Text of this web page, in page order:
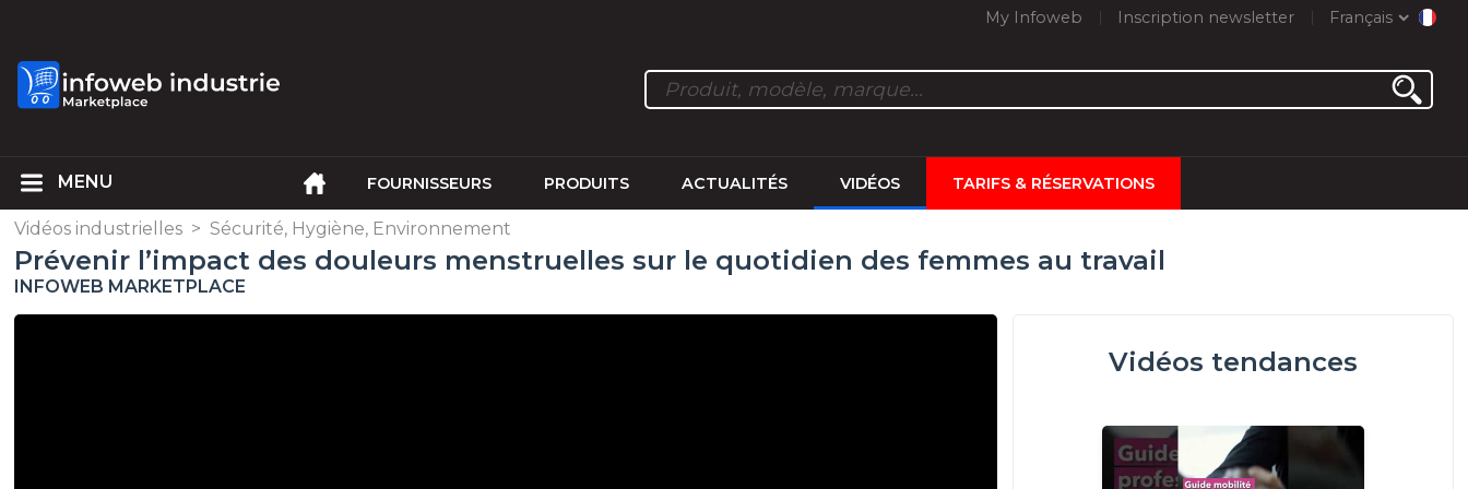
My Infoweb Inscription newsletter Français
FOURNISSEURS PRODUITS ACTUALITÉS VIDÉOS TARIFS & RÉSERVATIONS
Vidéos industrielles > Sécurité, Hygiène, Environnement
Prévenir l’impact des douleurs menstruelles sur le quotidien des femmes au travail
INFOWEB MARKETPLACE
Vidéos tendances